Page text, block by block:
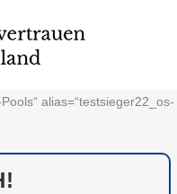
alias=“testsieger22_os-